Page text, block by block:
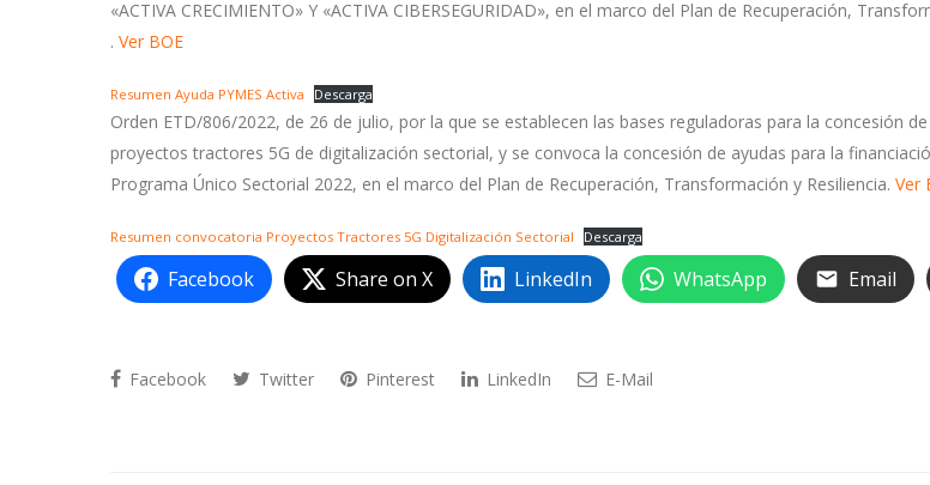
«ACTIVA CRECIMIENTO» Y «ACTIVA CIBERSEGURIDAD», en el marco del Plan de Recuperación,
. Ver BOE
Resumen Ayuda PYMES Activa Descarga
Orden ETD/806/2022, de 26 de julio, por la que se establecen las bases reguladoras para la concesión
proyectos tractores 5G de digitalización sectorial, y se convoca la concesión de ayudas para la
Programa Único Sectorial 2022, en el marco del Plan de Recuperación, Transformación y Resiliencia. Ver
Resumen convocatoria Proyectos Tractores 5G Digitalización Sectorial Descarga
Facebook Share on X LinkedIn WhatsApp Email
Facebook Twitter Pinterest LinkedIn E-Mail